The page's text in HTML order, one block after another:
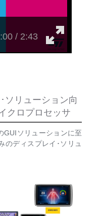
/ 2:43
ソリューション向
クロプロセッサ
GUIソリューションに至
のディスプレイ･ソリュ